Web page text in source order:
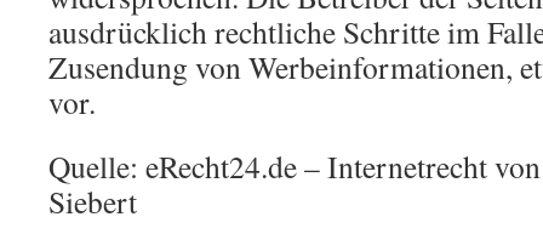
ausdrücklich rechtliche Schritte im
Zusendung von Werbeinformationen,
vor.
Quelle: eRecht24.de – Internetrecht
Siebert